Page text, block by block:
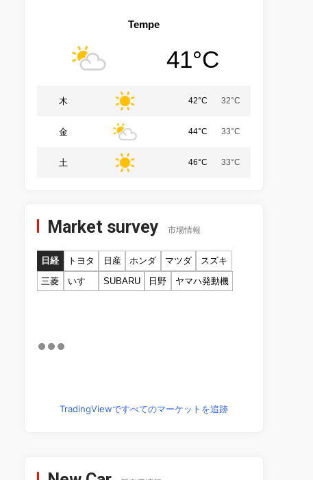
Tempe
41°C
木 42°C 32°C
金 44°C 33°C
土 46°C 33°C
Market survey 市場情報
日経 トヨタ 日産 ホンダ マツダ
スズキ
三菱
いすゞ SUBARU 日野 ヤマハ発動機
TradingViewですべてのマーケットを追跡